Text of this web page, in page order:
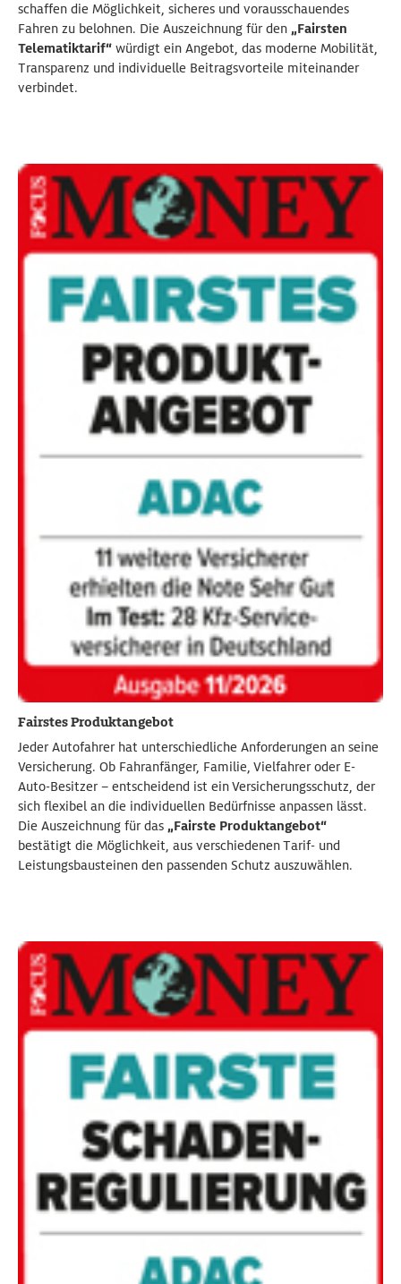
schaffen die Möglichkeit, sicheres und vorausschauendes
Fahren zu belohnen. Die Auszeichnung für den „Fairsten
Telematiktarif“ würdigt ein Angebot, das moderne Mobilität,
Transparenz und individuelle Beitragsvorteile miteinander
verbindet.
Fairstes Produktangebot
Jeder Autofahrer hat unterschiedliche Anforderungen an seine
Versicherung. Ob Fahranfänger, Familie, Vielfahrer oder E-
Auto-Besitzer – entscheidend ist ein Versicherungsschutz, der
sich flexibel an die individuellen Bedürfnisse anpassen lässt.
Die Auszeichnung für das „Fairste Produktangebot“
bestätigt die Möglichkeit, aus verschiedenen Tarif- und
Leistungsbausteinen den passenden Schutz auszuwählen.